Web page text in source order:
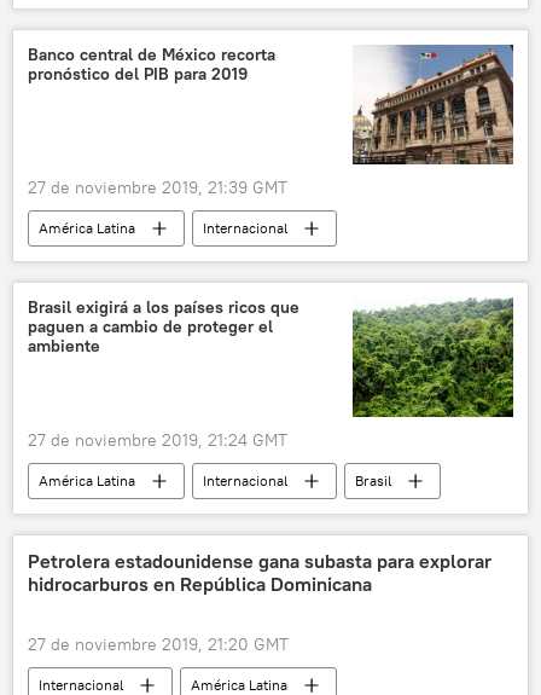
Chile
México
protestas
Sebastián Piñera
Iván Duque
Andrés Manuel López Obrador
Banco central de México recorta
pronóstico del PIB para 2019
27 de noviembre 2019, 21:39 GMT
América Latina
Internacional
México
PIB
Economía
noticias
Brasil exigirá a los países ricos que
paguen a cambio de proteger el
ambiente
27 de noviembre 2019, 21:24 GMT
América Latina Internacional
Brasil
COP25
medioambiente
Conferencia de la ONU sobre Cambio Climático (COP)
noticias
Petrolera estadounidense gana subasta para explorar
hidrocarburos en República Dominicana
27 de noviembre 2019, 21:20 GMT
Internacional
América Latina